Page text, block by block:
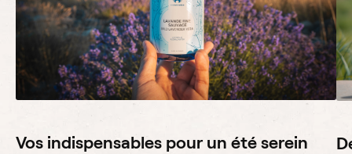
Vos indispensables pour un été serein